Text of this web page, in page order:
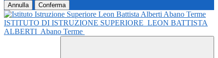
Annulla Conferma
ISTITUTO DI ISTRUZIONE SUPERIORE LEON BATTISTA
ALBERTI Abano Terme